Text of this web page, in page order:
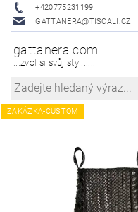
+420775231199
GATTANERA@TISCALI.CZ
gattanera.com
...zvol si svůj styl...!!!
ZAKÁZKA-CUSTOM